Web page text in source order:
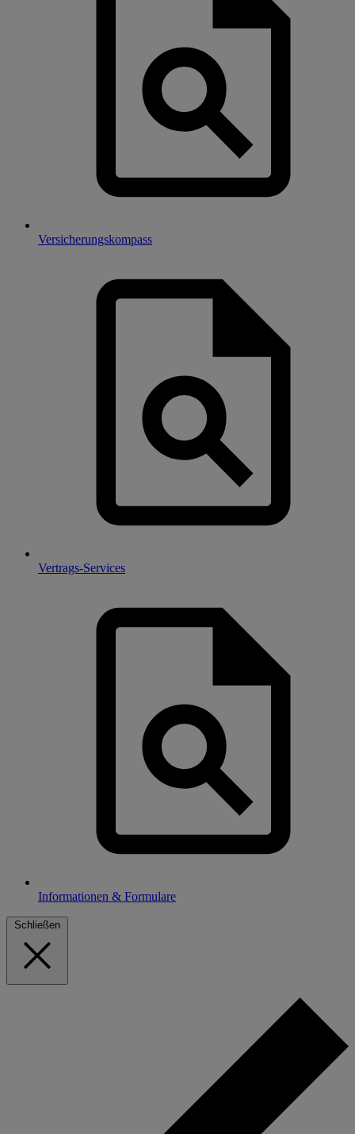
Versicherungskompass
Vertrags-Services
Informationen & Formulare
Schließen